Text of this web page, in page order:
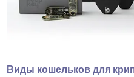
Виды кошельков для